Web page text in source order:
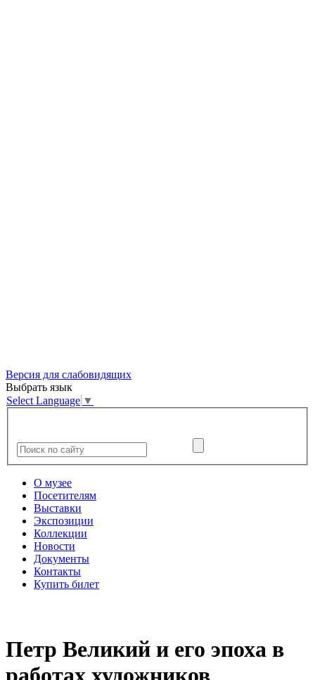
Версия для слабовидящих
Выбрать язык
Select Language ▼
О музее
Посетителям
Выставки
Экспозиции
Коллекции
Новости
Документы
Контакты
Купить билет
Петр Великий и его эпоха в